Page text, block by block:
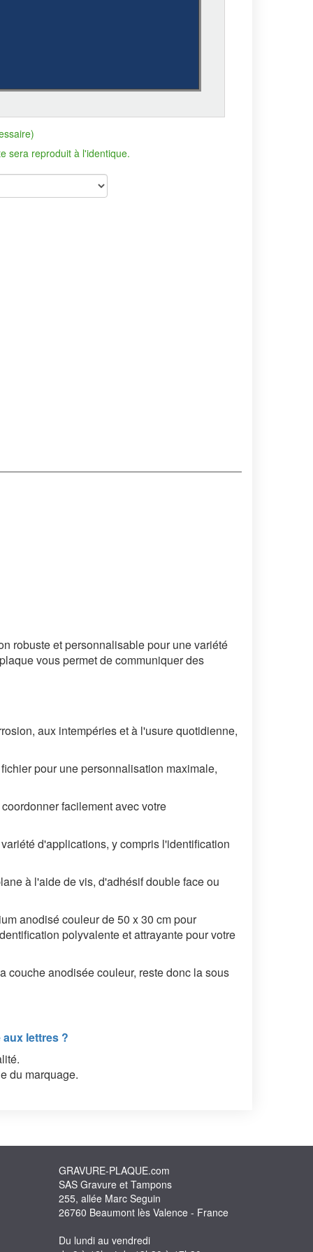
reproduit à l'identique.
robuste et personnalisable pour une variété
vous permet de communiquer des
aux intempéries et à l'usure quotidienne,
pour une personnalisation maximale,
facilement avec votre
d'applications, y compris l'identification
à l'aide de vis, d'adhésif double face ou
anodisé couleur de 50 x 30 cm pour
polyvalente et attrayante pour votre
couche anodisée couleur, reste donc la sous
aux lettres ?
du marquage.
GRAVURE-PLAQUE.com
SAS Gravure et Tampons
255, allée Marc Seguin
26760 Beaumont lès Valence - France
Du lundi au vendredi